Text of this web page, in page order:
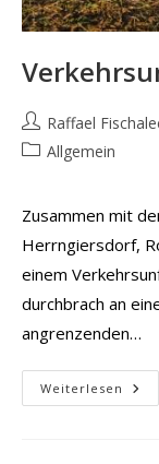
Beitrags-
Autor:
Raffael
Beitrags-
Allgemein
Zusammen mit
Herrngiersdorf,
einem
durchbrach an
angrenzenden…
Weiterlesen
Mit